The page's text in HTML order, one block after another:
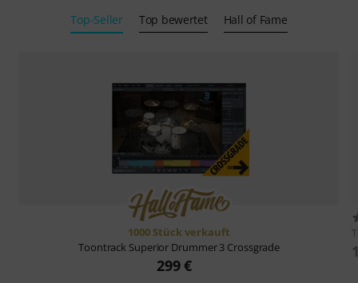
Top-Seller Top bewertet Hall of Fame
1000 Stück verkauft
Toontrack Superior Drummer 3 Crossgrade
299 €